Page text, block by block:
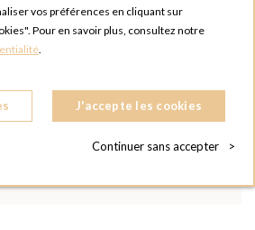
vos préférences en cliquant sur
Pour en savoir plus, consultez notre
.
J'accepte les cookies
Continuer sans accepter >